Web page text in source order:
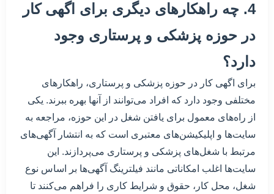
4. چه راهکارهای دیگری برای اگهی کار
در حوزه پزشکی و پرستاری وجود
دارد؟
برای اگهی کار در حوزه پزشکی و پرستاری، راهکارهای
مختلفی وجود دارد که افراد می‌توانند از آنها بهره ببرند. یکی
از راه‌های معمول برای یافتن شغل در این حوزه، مراجعه به
سایت‌ها و اپلیکیشن‌های معتبری است که به انتشار آگهی‌های
مرتبط با شغل‌های پزشکی و پرستاری می‌پردازند. این
سایت‌ها اغلب امکاناتی مانند فیلترینگ آگهی‌ها بر اساس نوع
شغل، محل کار، حقوق و شرایط کاری را فراهم می‌کنند تا